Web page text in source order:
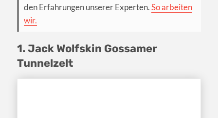
den Erfahrungen unserer Experten.So arbeiten
wir.
1. Jack Wolfskin Gossamer
Tunnelzelt